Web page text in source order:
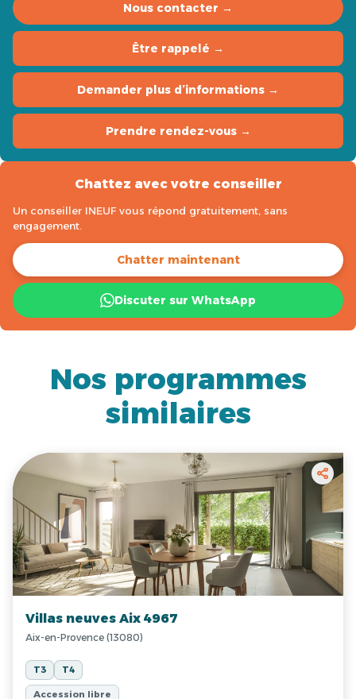
Nous contacter →
Être rappelé →
Demander plus d’informations →
Prendre rendez-vous →
Chattez avec votre conseiller
Un conseiller INEUF vous répond gratuitement, sans
engagement.
Chatter maintenant
Discuter sur WhatsApp
Nos programmes
similaires
Villas neuves Aix 4967
Aix-en-Provence (13080)
T3 T4
Accession libre